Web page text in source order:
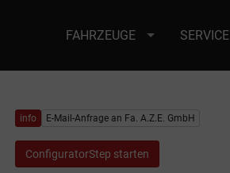
FAHRZEUGE SERVICE
info E-Mail-Anfrage an Fa. A.Z.E. GmbH
ConfiguratorStep starten